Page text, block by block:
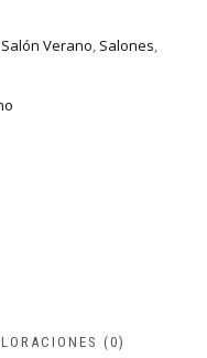
Salón Verano, Salones,
(0)